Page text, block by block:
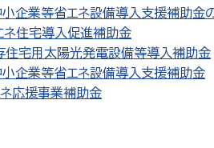
小企業等省エネ設備導入支援補助金
ネ住宅導入促進補助金
住宅用太陽光発電設備等導入補助金
小企業等省エネ設備導入支援補助金
応援事業補助金